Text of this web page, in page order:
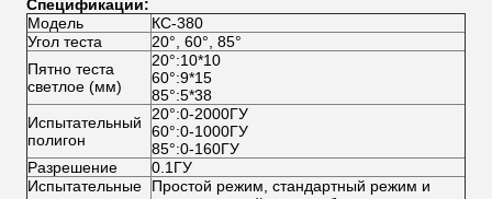
Спецификации:
Модель
КС-380
Угол теста
20°, 60°, 85°
Пятно теста
светлое (мм)
20°:10*10
60°:9*15
85°:5*38
Испытательный
полигон
20°:0-2000ГУ
60°:0-1000ГУ
85°:0-160ГУ
Разрешение
0.1ГУ
Испытательные
Простой режим, стандартный режим и